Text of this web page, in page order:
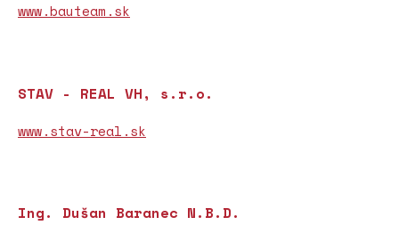
www.bauteam.sk
STAV - REAL VH, s.r.o.
www.stav-real.sk
Ing. Dušan Baranec N.B.D.